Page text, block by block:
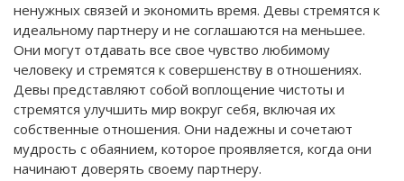
ненужных связей и экономить время. Девы стремятся к
идеальному партнеру и не соглашаются на меньшее.
Они могут отдавать все свое чувство любимому
человеку и стремятся к совершенству в отношениях.
Девы представляют собой воплощение чистоты и
стремятся улучшить мир вокруг себя, включая их
собственные отношения. Они надежны и сочетают
мудрость с обаянием, которое проявляется, когда они
начинают доверять своему партнеру.